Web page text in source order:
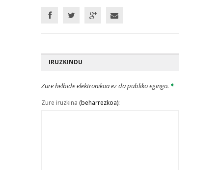
IRUZKINDU
Zure helbide elektronikoa ez da publiko egingo. *
Zure iruzkina (beharrezkoa):